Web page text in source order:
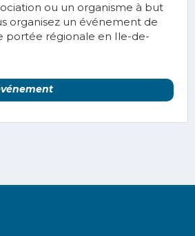
ou un organisme à but
organisez un événement de
portée régionale en Ile-de-